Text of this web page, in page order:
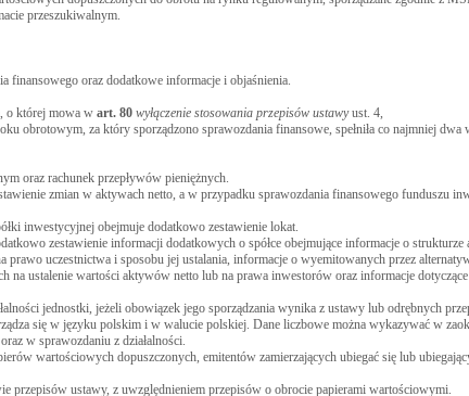
przeszukiwalnym.
finansowego oraz dodatkowe informacje i objaśnienia.
o której mowa w art. 80 wyłączenie stosowania przepisów ustawyust. 4,
obrotowym, za który sporządzono sprawozdania finansowe, spełniła co najmniej
oraz rachunek przepływów pieniężnych.
zmian w aktywach netto, a w przypadku sprawozdania finansowego funduszu
inwestycyjnej obejmuje dodatkowo zestawienie lokat.
zestawienie informacji dodatkowych o spółce obejmujące informacje o strukturze
uczestnictwa i sposobu jej ustalania, informacje o wyemitowanych przez
na ustalenie wartości aktywów netto lub na prawa inwestorów oraz informacje
jednostki, jeżeli obowiązek jego sporządzania wynika z ustawy lub odrębnych
się w języku polskim i w walucie polskiej. Dane liczbowe można wykazywać w
w sprawozdaniu z działalności.
wartościowych dopuszczonych, emitentów zamierzających ubiegać się lub
przepisów ustawy, z uwzględnieniem przepisów o obrocie papierami wartościowymi.